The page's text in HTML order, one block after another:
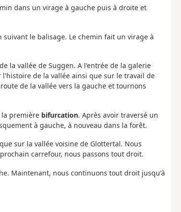
dans un virage à gauche puis à droite et
le balisage. Le chemin fait un virage à
la vallée de Suggen. A l'entrée de la galerie
de la vallée ainsi que sur le travail de
de la vallée vers la gauche et tournons
la première bifurcation. Après avoir traversé un
à gauche, à nouveau dans la forêt.
sur la vallée voisine de Glottertal. Nous
carrefour, nous passons tout droit.
Maintenant, nous continuons tout droit jusqu'à